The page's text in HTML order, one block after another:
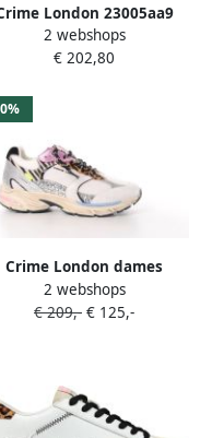
London 23005aa9
Distressed Schoenen Wit
Vrouw
2 webshops
€ 202,80
Crime London dames
Goodchaos suède
en mesh wit zilver
2 webshops
€ 209,- € 125,-